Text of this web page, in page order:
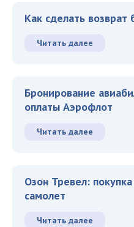
Как сделать
Читать далее
Бронирование
оплаты Аэрофлот
Читать далее
Озон Тревел:
самолет
Читать далее